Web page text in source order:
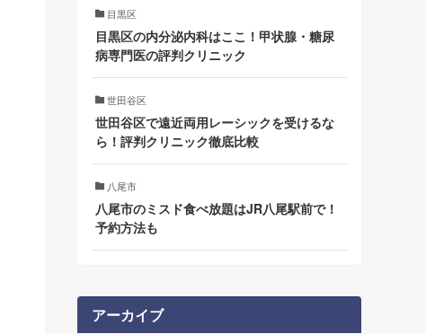
目黒区
目黒区の内分泌内科はここ！甲状腺・糖尿
病専門医の評判クリニック
世田谷区
世田谷区で遠近両用レーシックを受けるな
ら！評判クリニック徹底比較
八尾市
八尾市のミスド食べ放題はJR八尾駅前で！
予約方法も
アーカイブ